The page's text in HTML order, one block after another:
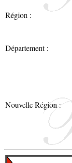
Région :
Département :
Nouvelle Région :